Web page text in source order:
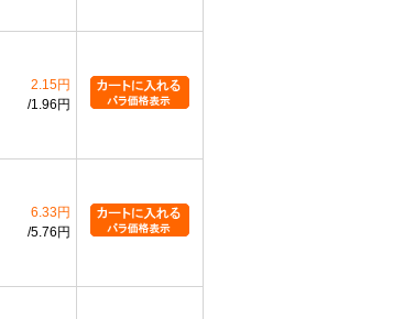
2.15円
1.96円
6.33円
5.76円